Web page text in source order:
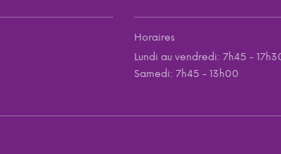
Horaires
Lundi au vendredi: 7h45 -
Samedi: 7h45 - 13h00